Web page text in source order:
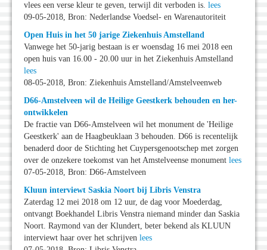
vlees een verse kleur te geven, terwijl dit verboden is. lees
09-05-2018, Bron: Nederlandse Voedsel- en Warenautoriteit
Open Huis in het 50 jarige Ziekenhuis Amstelland
Vanwege het 50-jarig bestaan is er woensdag 16 mei 2018 een
open huis van 16.00 - 20.00 uur in het Ziekenhuis Amstelland
lees
08-05-2018, Bron: Ziekenhuis Amstelland/Amstelveenweb
D66-Amstelveen wil de Heilige Geestkerk behouden en her-
ontwikkelen
De fractie van D66-Amstelveen wil het monument de 'Heilige
Geestkerk' aan de Haagbeuklaan 3 behouden. D66 is recentelijk
benaderd door de Stichting het Cuypersgenootschep met zorgen
over de onzekere toekomst van het Amstelveense monument lees
07-05-2018, Bron: D66-Amstelveen
Kluun interviewt Saskia Noort bij Libris Venstra
Zaterdag 12 mei 2018 om 12 uur, de dag voor Moederdag,
ontvangt Boekhandel Libris Venstra niemand minder dan Saskia
Noort. Raymond van der Klundert, beter bekend als KLUUN
interviewt haar over het schrijven lees